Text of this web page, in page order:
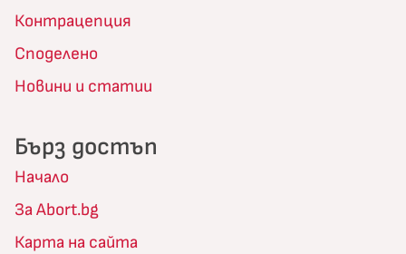
Контрацепция
Споделено
Новини и статии
Бърз достъп
Начало
За Abort.bg
Карта на сайта